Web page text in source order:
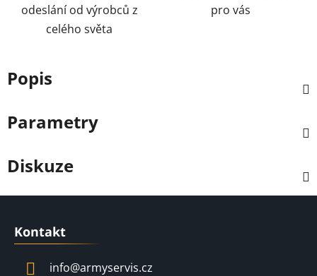
odeslání od výrobců z
celého světa
pro vás
Popis
Parametry
Diskuze
Kontakt
info@armyservis.cz